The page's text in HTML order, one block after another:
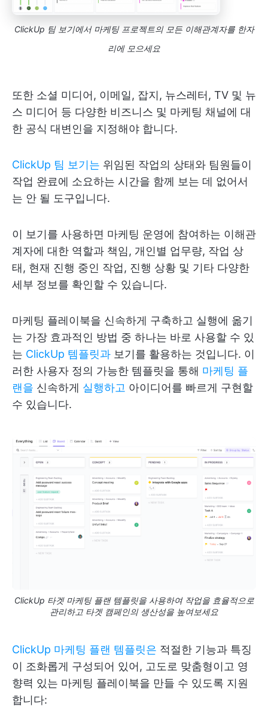
ClickUp 팀 보기에서 마케팅 프로젝트의 모든 이해관계자를 한자
리에 모으세요
또한 소셜 미디어, 이메일, 잡지, 뉴스레터, TV 및 뉴
스 미디어 등 다양한 비즈니스 및 마케팅 채널에 대
한 공식 대변인을 지정해야 합니다.
ClickUp 팀 보기는 위임된 작업의 상태와 팀원들이
작업 완료에 소요하는 시간을 함께 보는 데 없어서
는 안 될 도구입니다.
이 보기를 사용하면 마케팅 운영에 참여하는 이해관
계자에 대한 역할과 책임, 개인별 업무량, 작업 상
태, 현재 진행 중인 작업, 진행 상황 및 기타 다양한
세부 정보를 확인할 수 있습니다.
마케팅 플레이북을 신속하게 구축하고 실행에 옮기
는 가장 효과적인 방법 중 하나는 바로 사용할 수 있
는 ClickUp 템플릿과 보기를 활용하는 것입니다. 이
러한 사용자 정의 가능한 템플릿을 통해 마케팅 플
랜을 신속하게 실행하고 아이디어를 빠르게 구현할
수 있습니다.
ClickUp 타겟 마케팅 플랜 템플릿을 사용하여 작업을 효율적으로
관리하고 타겟 캠페인의 생산성을 높여보세요
ClickUp 마케팅 플랜 템플릿은 적절한 기능과 특징
이 조화롭게 구성되어 있어, 고도로 맞춤형이고 영
향력 있는 마케팅 플레이북을 만들 수 있도록 지원
합니다: